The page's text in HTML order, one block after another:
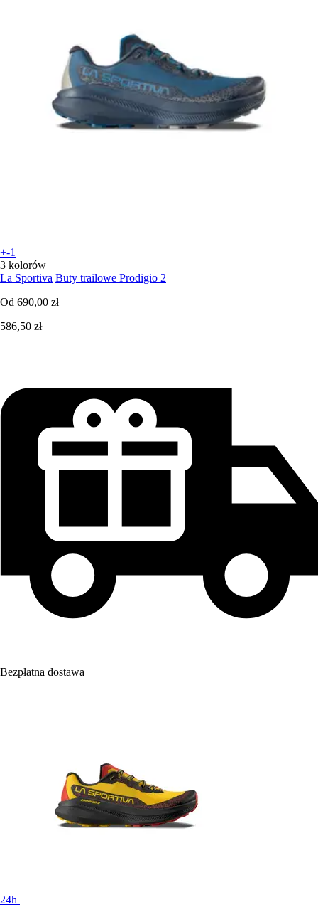
+-1
3 kolorów
La Sportiva Buty trailowe Prodigio 2
Od 690,00 zł
586,50 zł
Bezpłatna dostawa
24h